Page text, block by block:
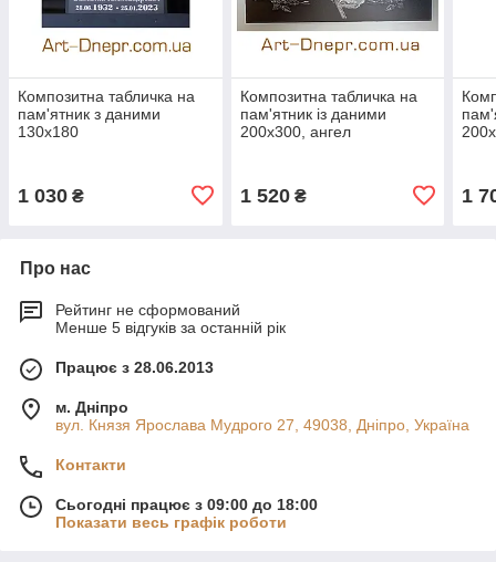
Композитна табличка на
пам'ятник з даними
130х180
1 030 ₴
Композитна табличка на
пам'ятник із даними
200х300, ангел
1 520₴ 1
Про нас
Рейтинг не сформований
Менше 5 відгуків за останній рік
Працює з 28.06.2013
м. Дніпро
вул. Князя Ярослава Мудрого 27, 49038, Дніпро, Україна
Контакти
Сьогодні працює з 09:00 до 18:00
Показати весь графік роботи